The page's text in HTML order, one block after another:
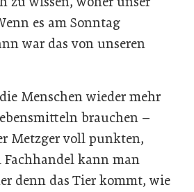
es am Sonntag
war das von unseren
Menschen wieder mehr
brauchen –
Metzger voll punkten,
kann man
denn das Tier kommt, wie